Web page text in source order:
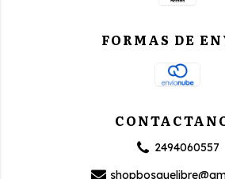
FORMAS DE
2494060557